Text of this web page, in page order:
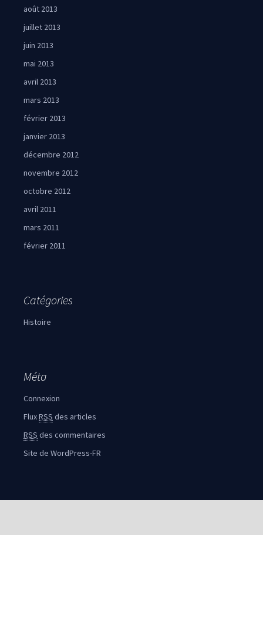
août 2013
juillet 2013
juin 2013
mai 2013
avril 2013
mars 2013
février 2013
janvier 2013
décembre 2012
novembre 2012
octobre 2012
avril 2011
mars 2011
février 2011
Catégories
Histoire
Méta
Connexion
FluxRSS des articles
RSS des commentaires
Site de WordPress-FR